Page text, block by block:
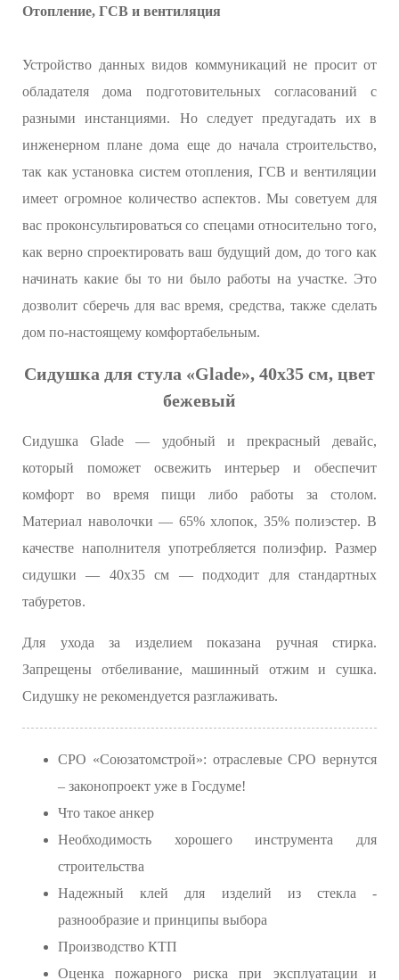
Отопление, ГСВ и вентиляция
Устройство данных видов коммуникаций не просит от
обладателя дома подготовительных согласований с
разными инстанциями. Но следует предугадать их в
инженерном плане дома еще до начала строительство,
так как установка систем отопления, ГСВ и вентиляции
имеет огромное количество аспектов. Мы советуем для
вас проконсультироваться со спецами относительно того,
как верно спроектировать ваш будущий дом, до того как
начинать какие бы то ни было работы на участке. Это
дозволит сберечь для вас время, средства, также сделать
дом по-настоящему комфортабельным.
Сидушка для стула «Glade», 40х35 см, цвет
бежевый
Сидушка Glade — удобный и прекрасный девайс,
который поможет освежить интерьер и обеспечит
комфорт во время пищи либо работы за столом.
Материал наволочки — 65% хлопок, 35% полиэстер. В
качестве наполнителя употребляется полиэфир. Размер
сидушки — 40x35 см — подходит для стандартных
табуретов.
Для ухода за изделием показана ручная стирка.
Запрещены отбеливание, машинный отжим и сушка.
Сидушку не рекомендуется разглаживать.
СРО «Союзатомстрой»: отраслевые СРО вернутся
– законопроект уже в Госдуме!
Что такое анкер
Необходимость хорошего инструмента для
строительства
Надежный клей для изделий из стекла -
разнообразие и принципы выбора
Производство КТП
Оценка пожарного риска при эксплуатации и